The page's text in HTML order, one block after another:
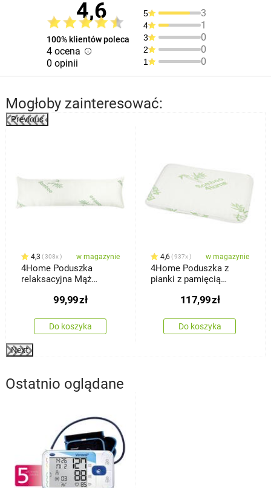
4,6
100% klientów poleca
4 ocena
0 opinii
5 3
4 1
3 0
2 0
1 0
Mogłoby zainteresować:
Previous
4,3 308x w magazynie
4Home Poduszka
relaksacyjna Mąż
pamięcią kształtu
99,99zł
Do koszyka
4,6 937x w magazynie
4Home Poduszka z
pianki z pamięcią
nieprofilowana, 40 x 60
117,99zł
Do koszyka
Next
Ostatnio oglądane